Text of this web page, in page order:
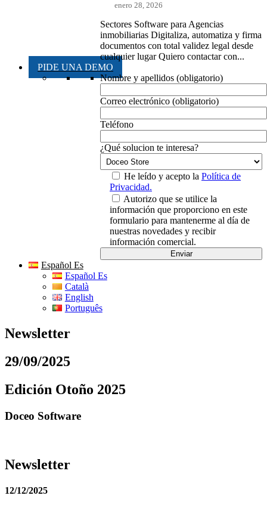
enero 28, 2026
Sectores Software para Agencias
inmobiliarias Digitaliza, automatiza y firma
documentos con total validez legal desde
cualquier lugar Quiero contactar con...
PIDE UNA DEMO
Nombre y apellidos (obligatorio)
Correo electrónico (obligatorio)
Teléfono
¿Qué solucion te interesa?
He leído y acepto la Política de
Privacidad.
Autorizo que se utilice la
información que proporciono en este
formulario para mantenerme al día de
nuestras novedades y recibir
información comercial.
Español Es
Español Es
Català
English
Português
Newsletter
29/09/2025
Edición Otoño 2025
Doceo Software
Newsletter
12/12/2025